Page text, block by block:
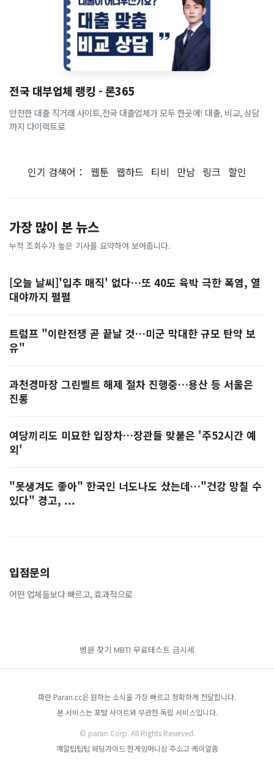
전국 대부업체 랭킹 - 론365
안전한 대출 직거래 사이트,전국 대출업체가 모두 한곳에! 대출, 비교, 상담
까지 다이렉트로
인기 검색어： 웹툰 웹하드 티비 만남 링크 할인
가장 많이 본 뉴스
누적 조회수가 높은 기사를 요약하여 보여줍니다.
[오늘 날씨]'입추 매직' 없다…또 40도 육박 극한 폭염, 열
대야까지 펄펄
트럼프 "이란전쟁 곧 끝날 것…미군 막대한 규모 탄약 보
유"
과천경마장 그린벨트 해제 절차 진행중…용산 등 서울은
진통
여당끼리도 미묘한 입장차…장관들 맞붙은 '주52시간 예
외'
"못생겨도 좋아" 한국인 너도나도 샀는데…"건강 망칠 수
있다" 경고, ...
입점문의
어떤 업체들보다 빠르고, 효과적으로
병원 찾기 MBTI 무료테스트 금시세
파란 Paran.cc은 원하는 소식을 가장 빠르고 정확하게 전달합니다.
본 서비스는 포털 사이트와 무관한 독립 서비스입니다.
© paran Corp. All Rights Reserved.
깨알팁팁팁 웨딩가이드 한게임머니상 주소고 케이알좀